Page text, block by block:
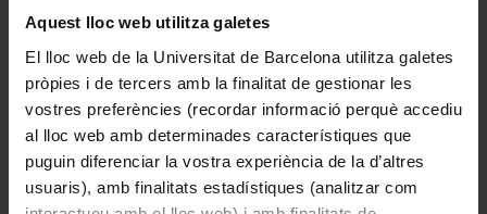
Aquest lloc web utilitza galetes
El lloc web de la Universitat de Barcelona utilitza galetes
pròpies i de tercers amb la finalitat de gestionar les
vostres preferències (recordar informació perquè accediu
al lloc web amb determinades característiques que
puguin diferenciar la vostra experiència de la d’altres
usuaris), amb finalitats estadístiques (analitzar com
‘Gaudí: el despertar del
geni’, al Teatre Poliorama
Un musical per viatjar a la infantesa de
Gaudí.